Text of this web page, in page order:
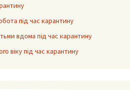
під час карантину
вдома під час карантину
віку під час карантину